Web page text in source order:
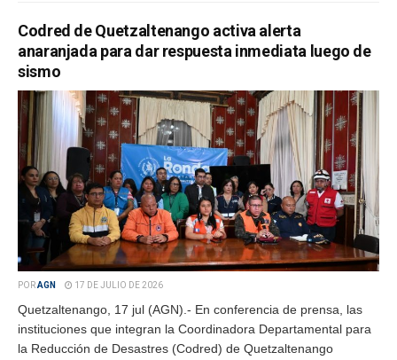
Codred de Quetzaltenango activa alerta
anaranjada para dar respuesta inmediata luego de
sismo
PORAGN 17 DE JULIO DE 2026
Quetzaltenango, 17 jul (AGN).- En conferencia de prensa, las
instituciones que integran la Coordinadora Departamental para
la Reducción de Desastres (Codred) de Quetzaltenango